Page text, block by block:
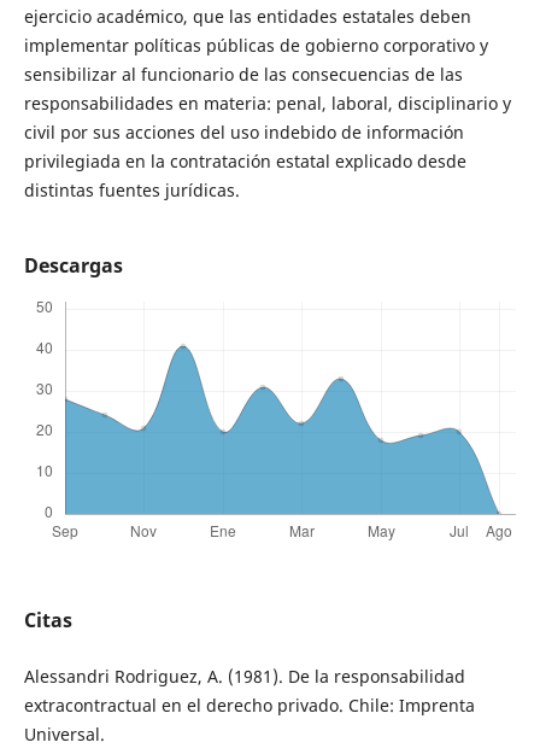
ejercicio académico, que las entidades estatales deben
implementar políticas públicas de gobierno corporativo y
sensibilizar al funcionario de las consecuencias de las
responsabilidades en materia: penal, laboral, disciplinario y
civil por sus acciones del uso indebido de información
privilegiada en la contratación estatal explicado desde
distintas fuentes jurídicas.
Descargas
Citas
Alessandri Rodriguez, A. (1981). De la responsabilidad
extracontractual en el derecho privado. Chile: Imprenta
Universal.